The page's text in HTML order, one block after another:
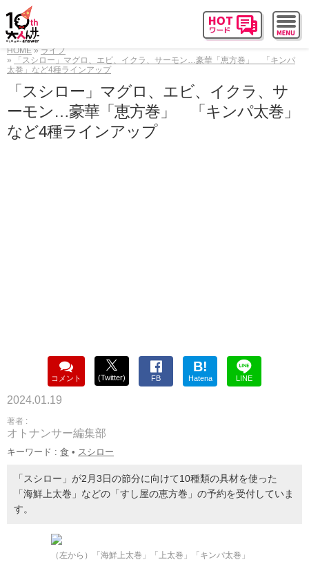
HOME
ライフ
「スシロー」マグロ、エビ、イクラ、サーモン…豪華「恵方巻」 「キンパ
太巻」など4種ラインアップ
「スシロー」マグロ、エビ、イクラ、サ
ーモン…豪華「恵方巻」 「キンパ太巻」
など4種ラインアップ
コメント (Twitter) FB
B!
Hatena LINE
2024.01.19
著者 :
オトナンサー編集部
キーワード : 食 • スシロー
「スシロー」が2月3日の節分に向けて10種類の具材を使った
「海鮮上太巻」などの「すし屋の恵方巻」の予約を受付していま
す。
（左から）「海鮮上太巻」「上太巻」「キンパ太巻」